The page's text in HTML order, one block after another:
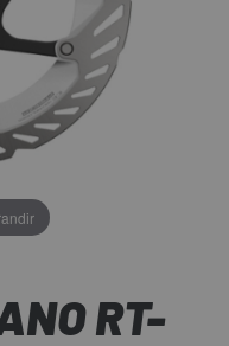
RT-